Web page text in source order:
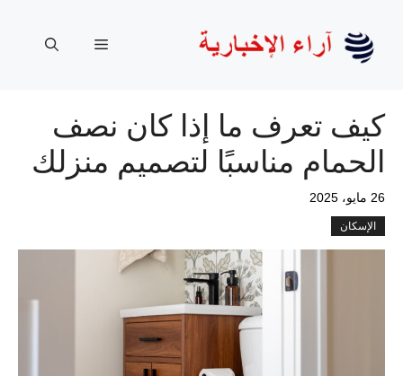
المحتوى
القائمة
كيف تعرف ما إذا كان نصف
الحمام مناسبًا لتصميم منزلك
26 مايو، 2025
الإسكان